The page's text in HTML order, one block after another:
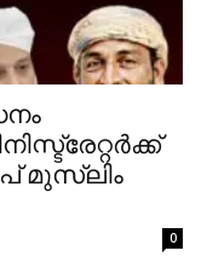
മുസ്ലിം
0